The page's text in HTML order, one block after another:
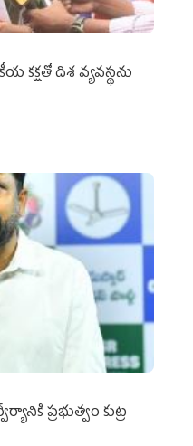
కక్షతో దిశ వ్య‌వ‌స్థ‌ను
ప్రభుత్వం కుట్ర